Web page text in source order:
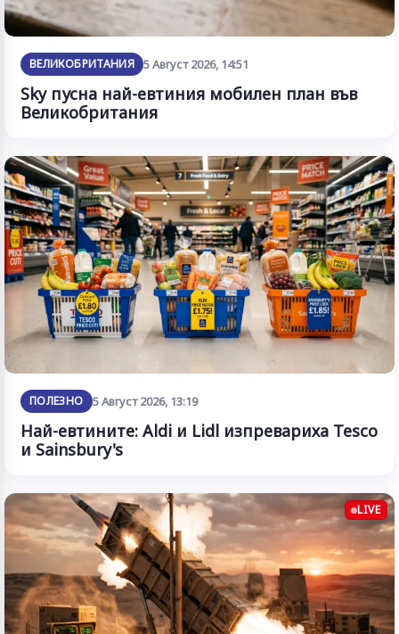
ВЕЛИКОБРИТАНИЯ 5 Август 2026, 14:51
Sky пусна най-евтиния мобилен план във
Великобритания
ПОЛЕЗНО 5 Август 2026, 13:19
Най-евтините: Aldi и Lidl изпревариха Tesco
и Sainsbury's
LIVE